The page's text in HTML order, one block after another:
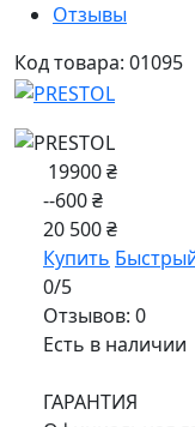
Отзывы
Код товара: 01095
19900 ₴
--600 ₴
20 500 ₴
Купить
0/5
Отзывов: 0
Есть в наличии
ГАРАНТИЯ